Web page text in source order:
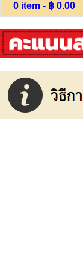
0 item - ฿ 0.00